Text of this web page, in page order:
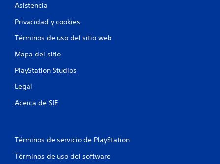
Asistencia
Privacidad y cookies
Términos de uso del sitio web
Mapa del sitio
PlayStation Studios
Legal
Acerca de SIE
Términos de servicio de PlayStation
Términos de uso del software